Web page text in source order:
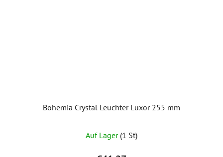
Bohemia Crystal Leuchter Luxor 255 mm
Auf Lager (1 St)